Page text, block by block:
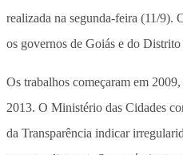
realizada na segunda-feira (11/9).
os governos de Goiás e do Distrito
Os trabalhos começaram em
2013. O Ministério das Cidades
da Transparência indicar